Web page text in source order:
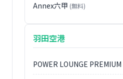
Annex六甲 (無料)
羽田空港
POWER LOUNGE PREMIUM